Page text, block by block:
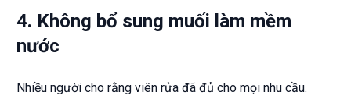
4. Không bổ sung muối làm mềm
nước
Nhiều người cho rằng viên rửa đã đủ cho mọi nhu cầu.